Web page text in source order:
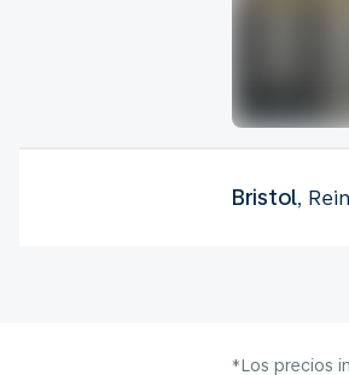
Bristol,
*Los precios